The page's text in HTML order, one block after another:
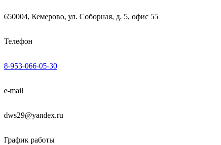
650004, Кемерово, ул. Соборная, д. 5, офис 55
Телефон
8-953-066-05-30
e-mail
dws29@yandex.ru
График работы